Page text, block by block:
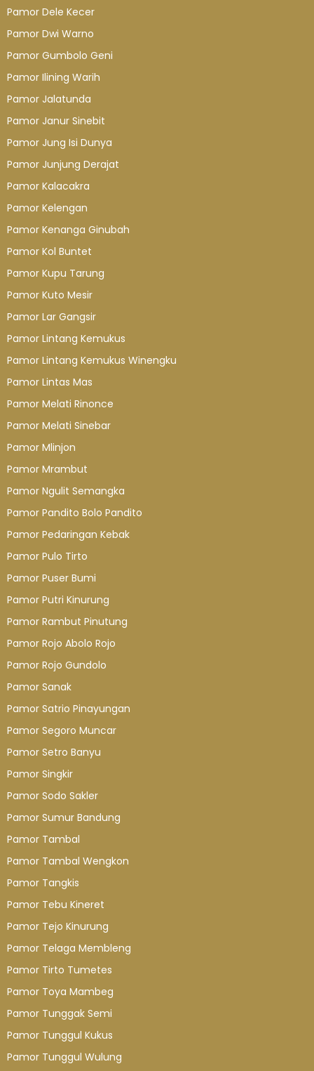
Pamor Dele Kecer
Pamor Dwi Warno
Pamor Gumbolo Geni
Pamor Ilining Warih
Pamor Jalatunda
Pamor Janur Sinebit
Pamor Jung Isi Dunya
Pamor Junjung Derajat
Pamor Kalacakra
Pamor Kelengan
Pamor Kenanga Ginubah
Pamor Kol Buntet
Pamor Kupu Tarung
Pamor Kuto Mesir
Pamor Lar Gangsir
Pamor Lintang Kemukus
Pamor Lintang Kemukus Winengku
Pamor Lintas Mas
Pamor Melati Rinonce
Pamor Melati Sinebar
Pamor Mlinjon
Pamor Mrambut
Pamor Ngulit Semangka
Pamor Pandito Bolo Pandito
Pamor Pedaringan Kebak
Pamor Pulo Tirto
Pamor Puser Bumi
Pamor Putri Kinurung
Pamor Rambut Pinutung
Pamor Rojo Abolo Rojo
Pamor Rojo Gundolo
Pamor Sanak
Pamor Satrio Pinayungan
Pamor Segoro Muncar
Pamor Setro Banyu
Pamor Singkir
Pamor Sodo Sakler
Pamor Sumur Bandung
Pamor Tambal
Pamor Tambal Wengkon
Pamor Tangkis
Pamor Tebu Kineret
Pamor Tejo Kinurung
Pamor Telaga Membleng
Pamor Tirto Tumetes
Pamor Toya Mambeg
Pamor Tunggak Semi
Pamor Tunggul Kukus
Pamor Tunggul Wulung